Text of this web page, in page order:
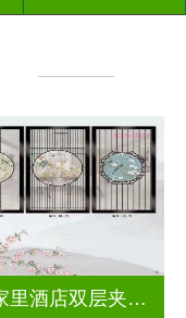
办公家里酒店双层夹娟玻璃